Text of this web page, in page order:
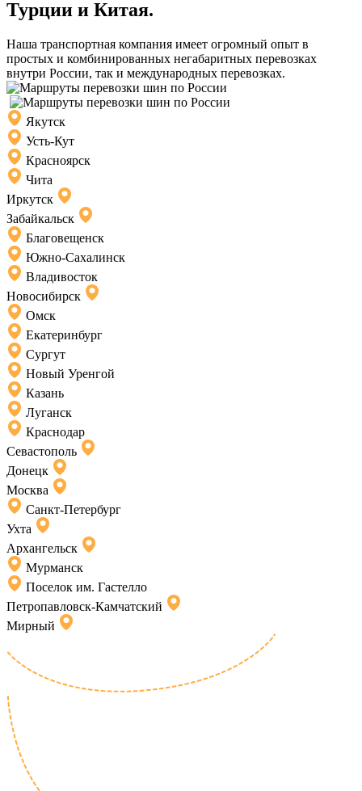
Турции и Китая.
Наша транспортная компания имеет огромный опыт в
простых и комбинированных негабаритных перевозках
внутри России, так и международных перевозках.
Якутск
Усть-Кут
Красноярск
Чита
Иркутск
Забайкальск
Благовещенск
Южно-Сахалинск
Владивосток
Новосибирск
Омск
Екатеринбург
Сургут
Новый Уренгой
Казань
Луганск
Краснодар
Севастополь
Донецк
Москва
Санкт-Петербург
Ухта
Архангельск
Мурманск
Поселок им. Гастелло
Петропавловск-Камчатский
Мирный